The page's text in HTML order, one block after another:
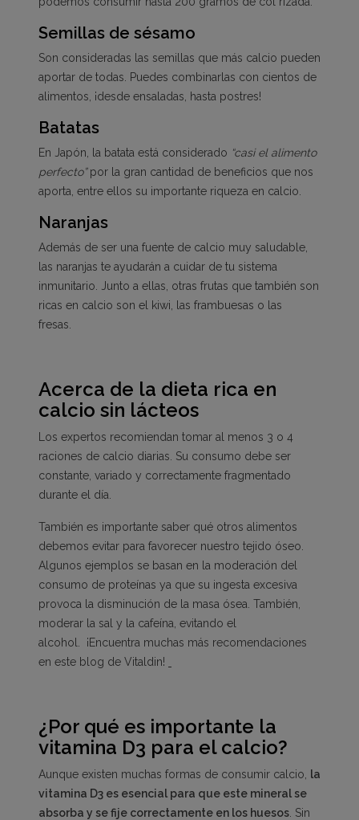
Semillas de sésamo
Son consideradas las semillas que más calcio pueden
aportar de todas. Puedes combinarlas con cientos de
alimentos, ¡desde ensaladas, hasta postres!
Batatas
En Japón, la batata está considerado “casi el alimento
perfecto”por la gran cantidad de beneficios que nos
aporta, entre ellos su importante riqueza en calcio.
Naranjas
Además de ser una fuente de calcio muy saludable,
las naranjas te ayudarán a cuidar de tu sistema
inmunitario. Junto a ellas, otras frutas que también son
ricas en calcio son el kiwi, las frambuesas o las
fresas.
Acerca de la dieta rica en
calcio sin lácteos
Los expertos recomiendan tomar al menos 3 o 4
raciones de calcio diarias. Su consumo debe ser
constante, variado y correctamente fragmentado
durante el día.
También es importante saber qué otros alimentos
debemos evitar para favorecer nuestro tejido óseo.
Algunos ejemplos se basan en la moderación del
consumo de proteínas ya que su ingesta excesiva
provoca la disminución de la masa ósea. También,
moderar la sal y la cafeína, evitando el
alcohol. ¡Encuentra muchas más recomendaciones
en este blog de Vitaldin!
¿Por qué es importante la
vitamina D3 para el calcio?
Aunque existen muchas formas de consumir calcio,
la
vitamina D3 es esencial para que este mineral se
absorba y se fije correctamente en los huesos . Sin